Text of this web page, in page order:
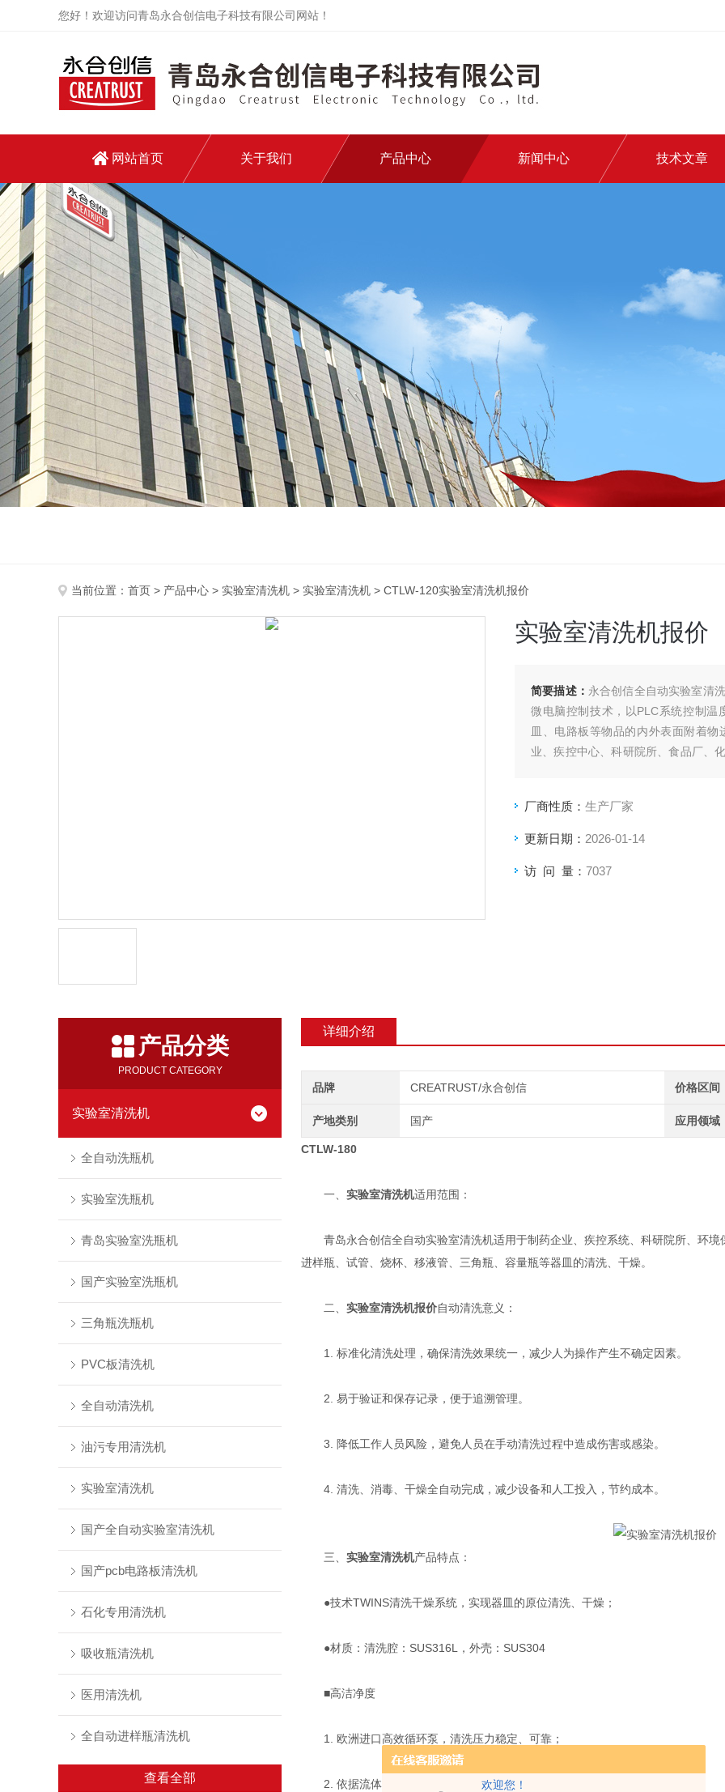
欢迎您！
您好！欢迎访问青岛永合创信电子科技有限公司网站！
网站首页 关于我们 产品中心 新闻中心 技术文章
当前位置： 首页 > 产品中心 > 实验室清洗机 > 实验室清洗机 > CTLW-120实验室清洗机报价
实验室清洗机报价
简要描述： 永合创信全自动实验室清
微电脑控制技术，以PLC系统控制
皿、电路板等物品的内外表面附着
业、疾控中心、科研院所、食品厂、
厂商性质： 生产厂家
更新日期： 2026-01-14
访 问 量： 7037
产品分类
PRODUCT CATEGORY
实验室清洗机
全自动洗瓶机
实验室洗瓶机
青岛实验室洗瓶机
国产实验室洗瓶机
三角瓶洗瓶机
PVC板清洗机
全自动清洗机
油污专用清洗机
实验室清洗机
国产全自动实验室清洗机
国产pcb电路板清洗机
石化专用清洗机
吸收瓶清洗机
医用清洗机
全自动进样瓶清洗机
查看全部
详细介绍
品牌 CREATRUST/永合创信 价格区间
产地类别 国产 应用领域
CTLW-180
一、 实验室清洗机适用范围：
青岛永合创信全自动实验室清洗机适用于制药企业、疾控系统、科研院所、环境
进样瓶、试管、烧杯、移液管、三角瓶、容量瓶等器皿的清洗、干燥。
二、 实验室清洗机报价自动清洗意义：
1. 标准化清洗处理，确保清洗效果统一，减少人为操作产生不确定因素。
2. 易于验证和保存记录，便于追溯管理。
3. 降低工作人员风险，避免人员在手动清洗过程中造成伤害或感染。
4. 清洗、消毒、干燥全自动完成，减少设备和人工投入，节约成本。
三、 实验室清洗机产品特点：
●技术TWINS清洗干燥系统，实现器皿的原位清洗、干燥；
●材质：清洗腔：SUS316L，外壳：SUS304
■高洁净度
1. 欧洲进口高效循环泵，清洗压力稳定、可靠；
2. 依据流体力学原理设计排列清洗位，确保每件物品清洗的洁净度；